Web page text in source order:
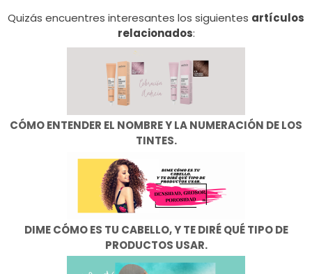
Quizás encuentres interesantes los siguientes artículos
relacionados:
CÓMO ENTENDER EL NOMBRE Y LA NUMERACIÓN DE LOS
TINTES.
​DIME CÓMO ES TU CABELLO, Y TE DIRÉ QUÉ TIPO DE
PRODUCTOS USAR.